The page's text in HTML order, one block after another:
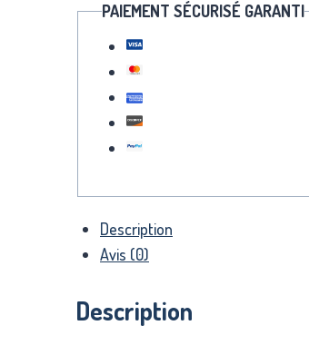
PAIEMENT SÉCURISÉ GARANTI
Description
Avis (0)
Description